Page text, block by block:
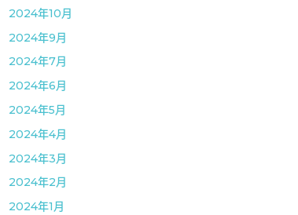
2024年10月
2024年9月
2024年7月
2024年6月
2024年5月
2024年4月
2024年3月
2024年2月
2024年1月